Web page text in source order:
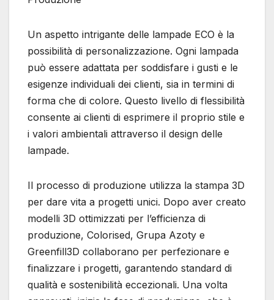
Un aspetto intrigante delle lampade ECO è la
possibilità di personalizzazione. Ogni lampada
può essere adattata per soddisfare i gusti e le
esigenze individuali dei clienti, sia in termini di
forma che di colore. Questo livello di flessibilità
consente ai clienti di esprimere il proprio stile e
i valori ambientali attraverso il design delle
lampade.
Il processo di produzione utilizza la stampa 3D
per dare vita a progetti unici. Dopo aver creato
modelli 3D ottimizzati per l’efficienza di
produzione, Colorised, Grupa Azoty e
Greenfill3D collaborano per perfezionare e
finalizzare i progetti, garantendo standard di
qualità e sostenibilità eccezionali. Una volta